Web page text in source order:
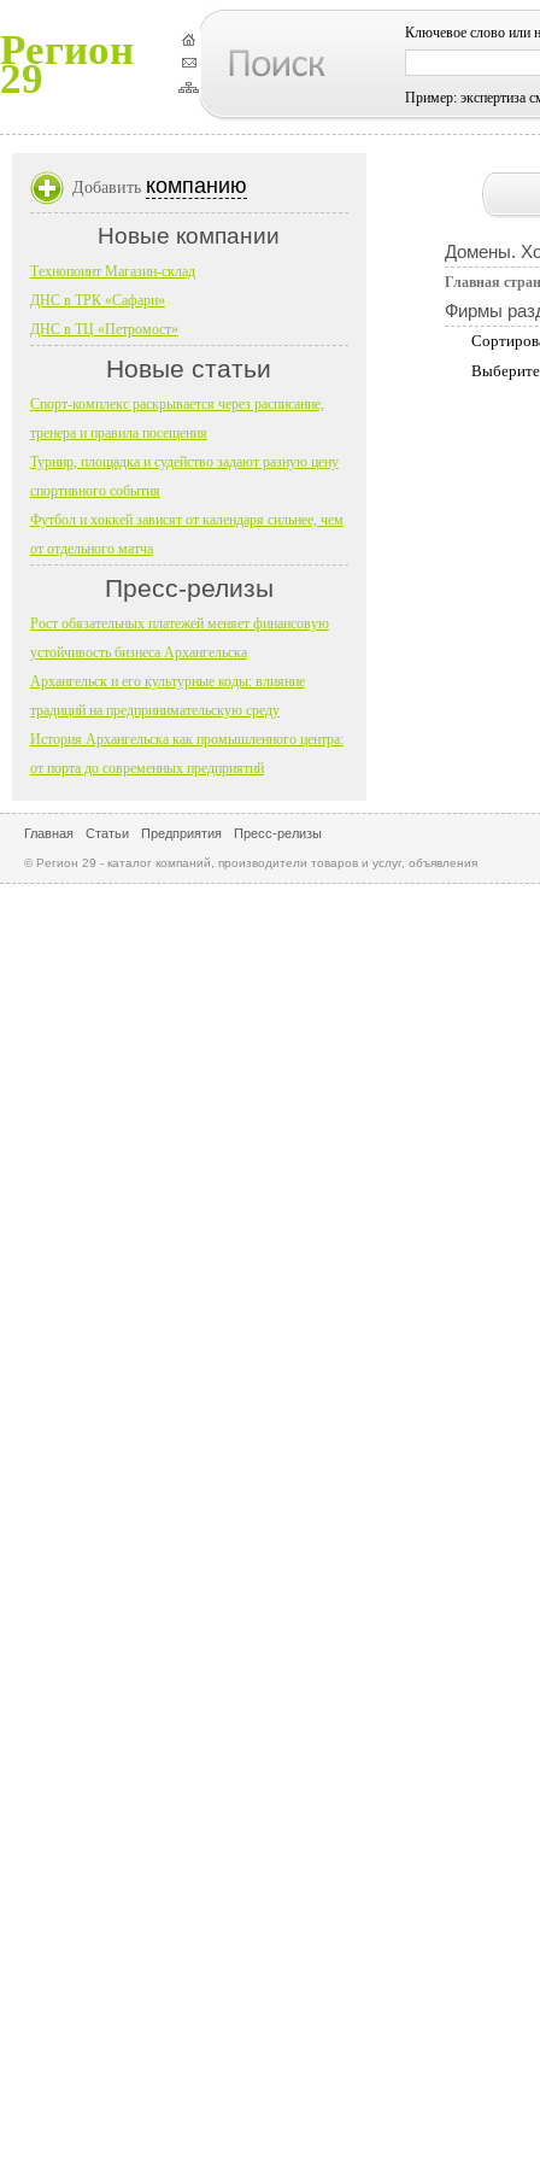
Регион
29
Ключевое слово или
Пример: экспертиза
Домены.
Главная
Фирмы
Добавить компанию
Новые компании
Технопоинт Магазин-склад
ДНС в ТРК «Сафари»
ДНС в ТЦ «Петромост»
Новые статьи
Спорт-комплекс раскрывается через расписание,
тренера и правила посещения
Турнир, площадка и судейство задают разную цену
спортивного события
Футбол и хоккей зависят от календаря сильнее, чем
от отдельного матча
Пресс-релизы
Рост обязательных платежей меняет финансовую
устойчивость бизнеса Архангельска
Архангельск и его культурные коды: влияние
традиций на предпринимательскую среду
История Архангельска как промышленного центра:
от порта до современных предприятий
Главная Статьи Предприятия Пресс-релизы
© Регион 29 - каталог компаний, производители товаров и услуг, объявления